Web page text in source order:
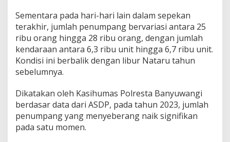
Sementara pada hari-hari lain dalam sepekan
terakhir, jumlah penumpang bervariasi antara 25
ribu orang hingga 28 ribu orang, dengan jumlah
kendaraan antara 6,3 ribu unit hingga 6,7 ribu unit.
Kondisi ini berbalik dengan libur Nataru tahun
sebelumnya.
Dikatakan oleh Kasihumas Polresta Banyuwangi
berdasar data dari ASDP, pada tahun 2023, jumlah
penumpang yang menyeberang naik signifikan
pada satu momen.